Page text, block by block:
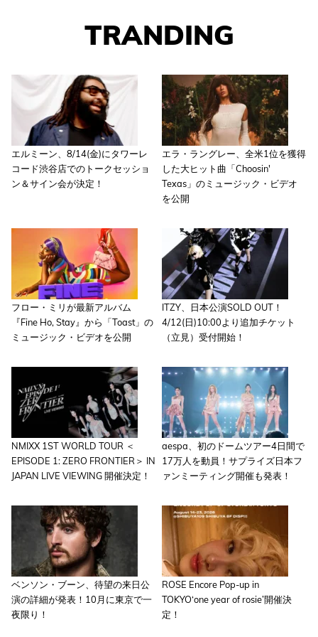
TRANDING
エルミーン、8/14(金)にタワーレ
コード渋谷店でのトークセッショ
ン＆サイン会が決定！
エラ・ラングレー、全米1位を獲得
した大ヒット曲「Choosin'
Texas」のミュージック・ビデオ
を公開
フロー・ミリが最新アルバム
『Fine Ho, Stay』から「Toast」の
ミュージック・ビデオを公開
ITZY、日本公演SOLD OUT！
4/12(日)10:00より追加チケット
（立見）受付開始！
NMIXX 1ST WORLD TOUR ＜
EPISODE 1: ZERO FRONTIER＞ IN
JAPAN LIVE VIEWING 開催決定！
aespa、初のドームツアー4日間で
17万人を動員！サプライズ日本フ
ァンミーティング開催も発表！
ベンソン・ブーン、待望の来日公
演の詳細が発表！10月に東京で一
夜限り！
ROSE Encore Pop-up in
TOKYO‘one year of rosie’開催決
定！